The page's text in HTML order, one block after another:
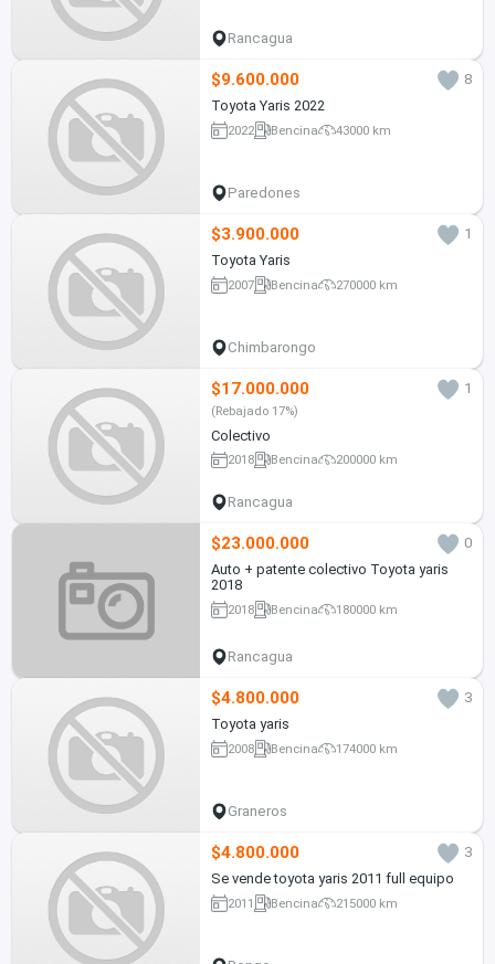
Rancagua
$9.600.000
8
Toyota Yaris 2022
2022 Bencina 43000 km
Paredones
$3.900.000
1
Toyota Yaris
2007 Bencina 270000 km
Chimbarongo
$17.000.000 1
(Rebajado 17%)
Colectivo
2018 Bencina 200000 km
Rancagua
$23.000.000
0
Auto + patente colectivo Toyota yaris
2018
2018 Bencina 180000 km
Rancagua
$4.800.000
3
Toyota yaris
2008 Bencina 174000 km
Graneros
$4.800.000
3
Se vende toyota yaris 2011 full equipo
2011 Bencina 215000 km